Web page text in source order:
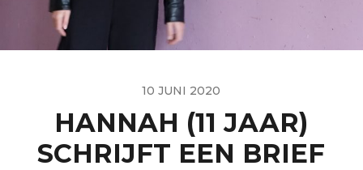
10 JUNI 2020
HANNAH (11 JAAR)
SCHRIJFT EEN BRIEF